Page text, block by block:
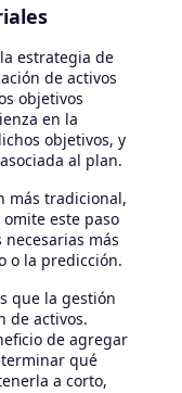
estrategia de
de activos
objetivos
en la
objetivos, y
al plan.
más tradicional,
este paso
más
o la predicción.
que la gestión
de activos.
de agregar
qué
a corto,